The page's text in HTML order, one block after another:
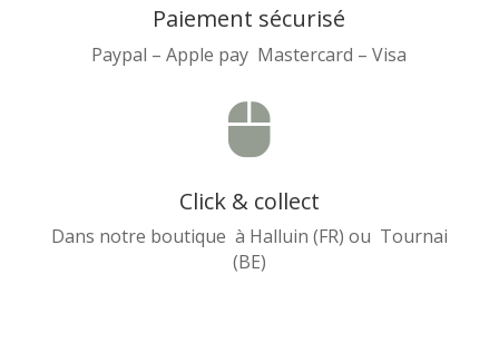
Paiement sécurisé
Paypal – Apple pay Mastercard – Visa

Click & collect
Dans notre boutique à Halluin (FR) ou Tournai
(BE)